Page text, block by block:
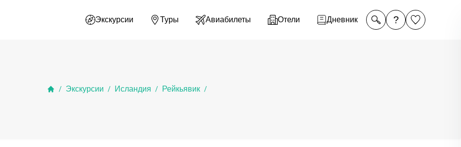
Экскурсии Туры Авиабилеты Отели Дневник ?
/ Экскурсии / Исландия / Рейкьявик /